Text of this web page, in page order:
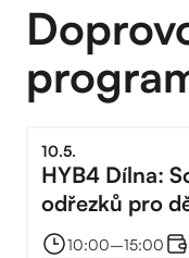
10.5.
HYB4 Dílna:
odřezků pro
10:00–⁠15:00